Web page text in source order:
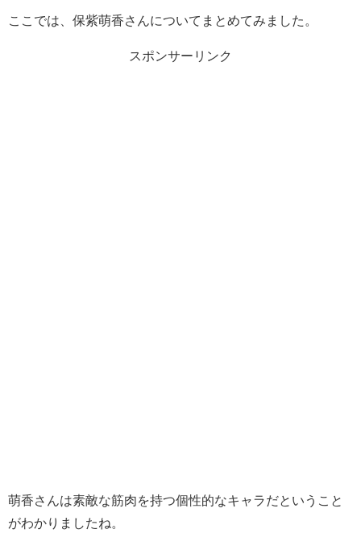
ここでは、保紫萌香さんについてまとめてみました。
スポンサーリンク
萌香さんは素敵な筋肉を持つ個性的なキャラだということ
がわかりましたね。